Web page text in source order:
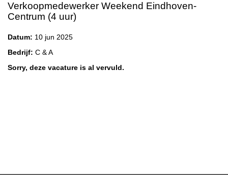
Verkoopmedewerker Weekend Eindhoven-
Centrum (4 uur)
Datum: 10 jun 2025
Bedrijf: C & A
Sorry, deze vacature is al vervuld.